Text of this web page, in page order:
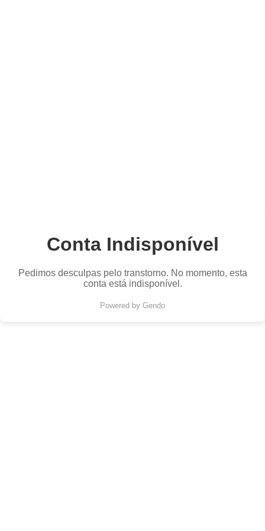
Conta Indisponível
Pedimos desculpas pelo transtorno. No momento, esta
conta está indisponível.
Powered by Gendo